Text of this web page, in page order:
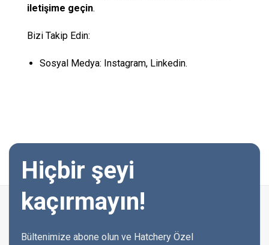
iletişime geçin.
Bizi Takip Edin:
Sosyal Medya: Instagram, Linkedin.
Hiçbir şeyi
kaçırmayın!
Bültenimize abone olun ve Hatchery Özel